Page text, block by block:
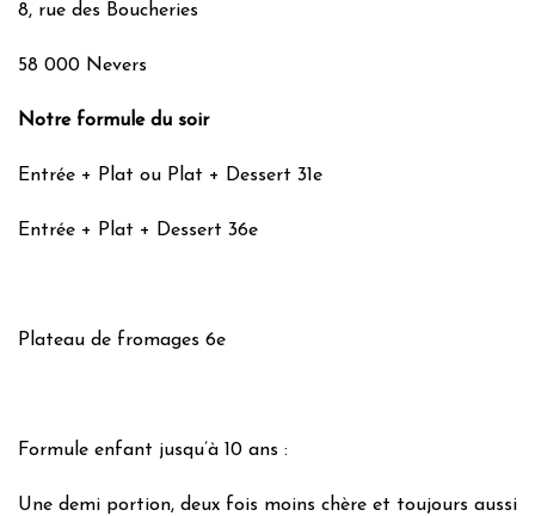
8, rue des Boucheries
58 000 Nevers
Notre formule du soir
Entrée + Plat ou Plat + Dessert 31e
Entrée + Plat + Dessert 36e
Plateau de fromages 6e
Formule enfant jusqu’à 10 ans :
Une demi portion, deux fois moins chère et toujours aussi